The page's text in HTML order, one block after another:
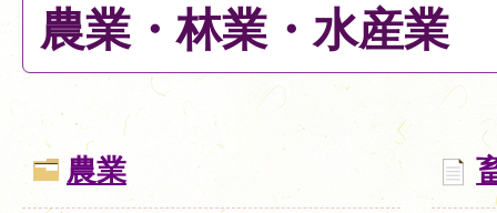
農業・林業・水産業
農業